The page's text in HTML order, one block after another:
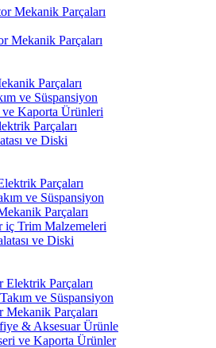
Mekanik Parçaları
Mekanik Parçaları
Parçaları
ve Süspansiyon
Kaporta Ürünleri
Parçaları
ve Diski
Parçaları
ve Süspansiyon
Parçaları
iç Trim Malzemeleri
ve Diski
Parçaları
ve Süspansiyon
Parçaları
& Aksesuar Ürünle
ve Kaporta Ürünler